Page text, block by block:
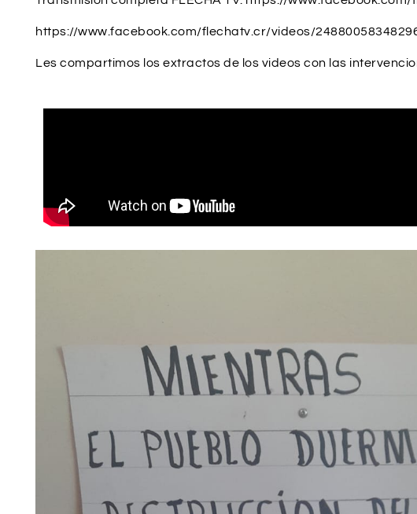
https://www.facebook.com/flechatv.cr/videos/
Les compartimos los extractos de los videos con las